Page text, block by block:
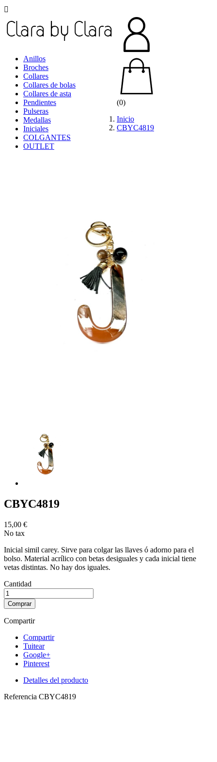

Anillos
Broches
Collares
Collares de bolas
Collares de asta
Pendientes
Pulseras
Medallas
Iniciales
COLGANTES
OUTLET
(0)
Inicio
CBYC4819
CBYC4819
15,00 €
No tax
Inicial simil carey. Sirve para colgar las llaves ó adorno para el
bolso. Material acrílico con betas desiguales y cada inicial tiene
vetas distintas. No hay dos iguales.
Cantidad
Comprar
Compartir
Compartir
Tuitear
Google+
Pinterest
Detalles del producto
Referencia CBYC4819